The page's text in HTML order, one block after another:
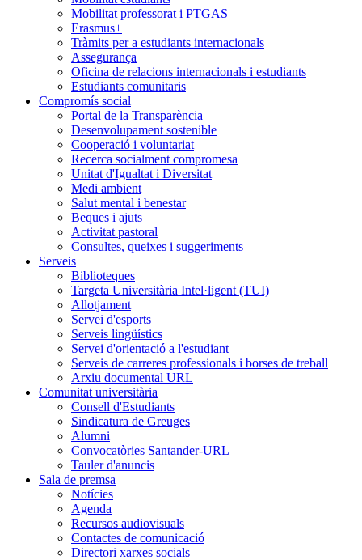
Mobilitat professorat i PTGAS
Erasmus+
Tràmits per a estudiants internacionals
Assegurança
Oficina de relacions internacionals i estudiants
Estudiants comunitaris
Compromís social
Portal de la Transparència
Desenvolupament sostenible
Cooperació i voluntariat
Recerca socialment compromesa
Unitat d'Igualtat i Diversitat
Medi ambient
Salut mental i benestar
Beques i ajuts
Activitat pastoral
Consultes, queixes i suggeriments
Serveis
Biblioteques
Targeta Universitària Intel·ligent (TUI)
Allotjament
Servei d'esports
Serveis lingüístics
Servei d'orientació a l'estudiant
Serveis de carreres professionals i borses de treball
Arxiu documental URL
Comunitat universitària
Consell d'Estudiants
Sindicatura de Greuges
Alumni
Convocatòries Santander-URL
Tauler d'anuncis
Sala de premsa
Notícies
Agenda
Recursos audiovisuals
Contactes de comunicació
Directori xarxes socials